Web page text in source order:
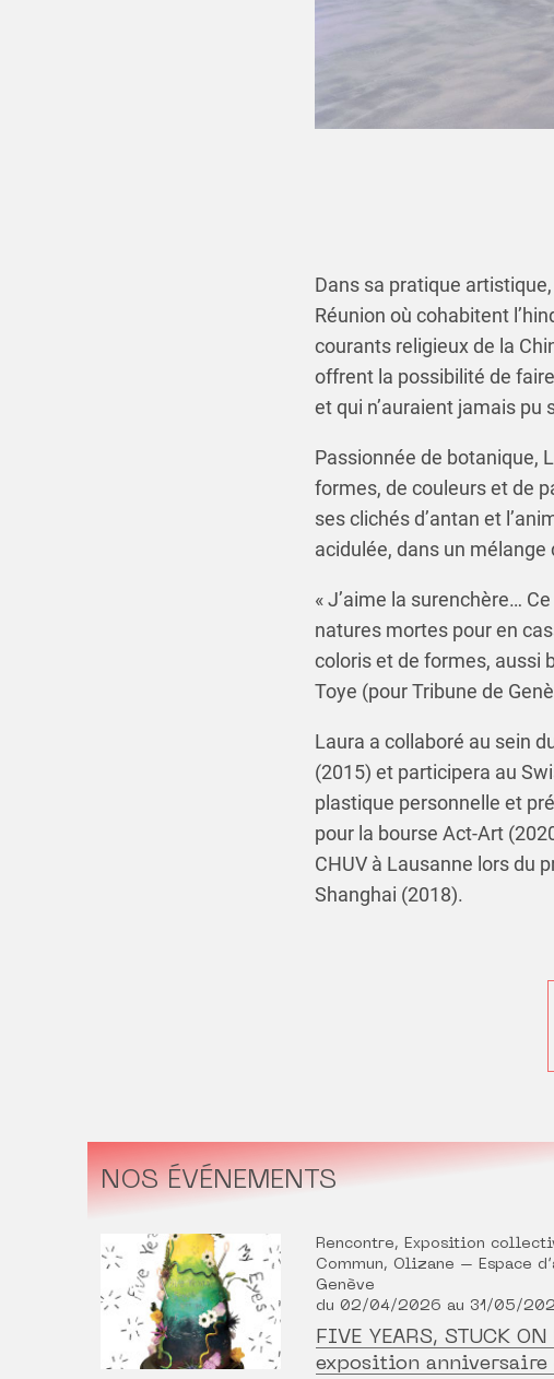
Dans sa pratique
Réunion où cohabitent
courants religieux de la
offrent la possibilité de
et qui n’auraient jamais pu
Passionnée de botanique,
formes, de couleurs et de
ses clichés d’antan et
acidulée, dans un mélange
« J’aime la surenchère…
natures mortes pour en
coloris et de formes, aussi
Toye (pour Tribune de
Laura a collaboré au sein
(2015) et participera au
plastique personnelle et
pour la bourse Act-Art
CHUV à Lausanne lors du
Shanghai (2018).
NOS ÉVÉNEMENTS
Rencontre, Exposition
Commun, Olizane – Espace
Genève
du 02/04/2026 au 31/05/
FIVE YEARS, STUCK
exposition anniversaire